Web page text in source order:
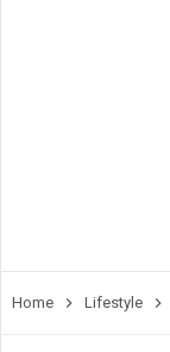
Home Lifestyle